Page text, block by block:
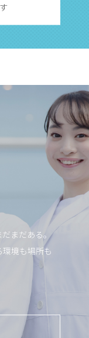
まだある。
境も場所も